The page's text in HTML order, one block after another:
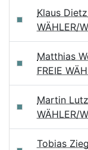
Klaus
WÄHLER/
Matthias
FREIE
Martin
WÄHLER/
Tobias